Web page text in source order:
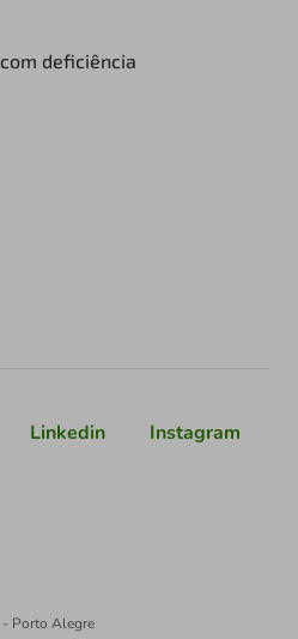
deficiência
Linkedin Instagram
- Porto Alegre